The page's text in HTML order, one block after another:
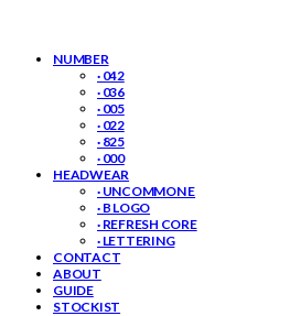
NUMBER
· 042
· 036
· 005
· 022
· 825
· 000
HEADWEAR
· UNCOMMON E
· B LOGO
· REFRESH CORE
· LETTERING
CONTACT
ABOUT
GUIDE
STOCKIST